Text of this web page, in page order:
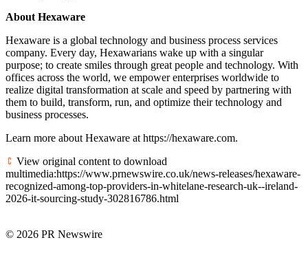
About Hexaware
Hexaware is a global technology and business process services
company. Every day, Hexawarians wake up with a singular
purpose; to create smiles through great people and technology. With
offices across the world, we empower enterprises worldwide to
realize digital transformation at scale and speed by partnering with
them to build, transform, run, and optimize their technology and
business processes.
Learn more about Hexaware at https://hexaware.com.
View original content to download
multimedia:https://www.prnewswire.co.uk/news-releases/hexaware-
recognized-among-top-providers-in-whitelane-research-uk--ireland-
2026-it-sourcing-study-302816786.html
© 2026 PR Newswire